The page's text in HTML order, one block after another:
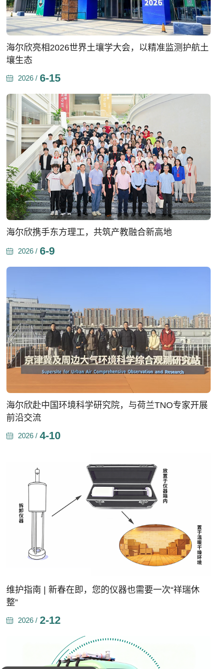
海尔欣亮相2026世界土壤学大会，以精准监测护航土
壤生态
2026 / 6-15
海尔欣携手东方理工，共筑产教融合新高地
2026 / 6-9
海尔欣赴中国环境科学研究院，与荷兰TNO专家开展
前沿交流
2026 / 4-10
维护指南 | 新春在即，您的仪器也需要一次“祥瑞休
整”
2026 / 2-12